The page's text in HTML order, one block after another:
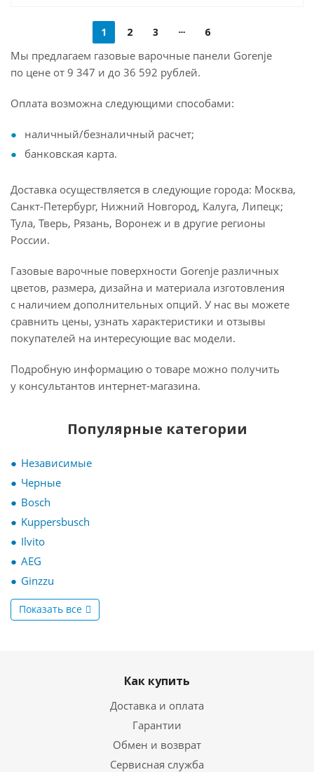
1 2 3 6
Мы предлагаем газовые варочные панели Gorenje
по цене от 9 347 и до 36 592 рублей.
Оплата возможна следующими способами:
наличный/безналичный расчет;
банковская карта.
Доставка осуществляется в следующие города: Москва,
Санкт-Петербург, Нижний Новгород, Калуга, Липецк;
Тула, Тверь, Рязань, Воронеж и в другие регионы
России.
Газовые варочные поверхности Gorenje различных
цветов, размера, дизайна и материала изготовления
с наличием дополнительных опций. У нас вы можете
сравнить цены, узнать характеристики и отзывы
покупателей на интересующие вас модели.
Подробную информацию о товаре можно получить
у консультантов интернет-магазина.
Популярные категории
Независимые
Черные
Bosch
Kuppersbusch
Ilvito
AEG
Ginzzu
Показать все
Как купить
Доставка и оплата
Гарантии
Обмен и возврат
Сервисная служба